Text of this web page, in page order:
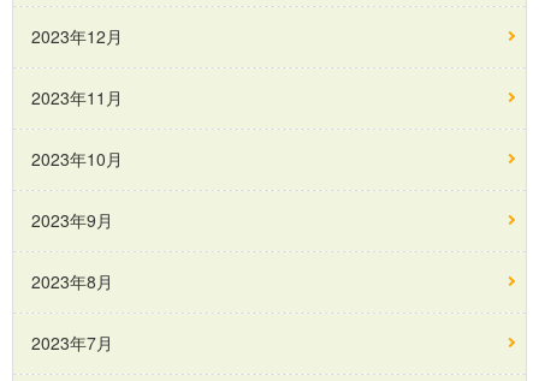
2023年12月
2023年11月
2023年10月
2023年9月
2023年8月
2023年7月